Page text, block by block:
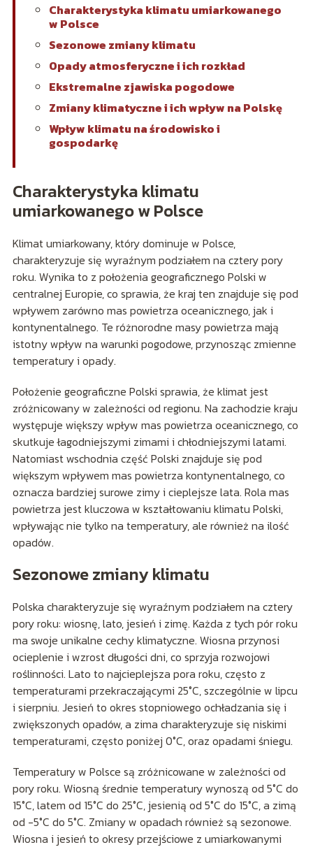
Charakterystyka klimatu umiarkowanego
w Polsce
Sezonowe zmiany klimatu
Opady atmosferyczne i ich rozkład
Ekstremalne zjawiska pogodowe
Zmiany klimatyczne i ich wpływ na Polskę
Wpływ klimatu na środowisko i
gospodarkę
Charakterystyka klimatu
umiarkowanego w Polsce
Klimat umiarkowany, który dominuje w Polsce,
charakteryzuje się wyraźnym podziałem na cztery pory
roku. Wynika to z położenia geograficznego Polski w
centralnej Europie, co sprawia, że kraj ten znajduje się pod
wpływem zarówno mas powietrza oceanicznego, jak i
kontynentalnego. Te różnorodne masy powietrza mają
istotny wpływ na warunki pogodowe, przynosząc zmienne
temperatury i opady.
Położenie geograficzne Polski sprawia, że klimat jest
zróżnicowany w zależności od regionu. Na zachodzie kraju
występuje większy wpływ mas powietrza oceanicznego, co
skutkuje łagodniejszymi zimami i chłodniejszymi latami.
Natomiast wschodnia część Polski znajduje się pod
większym wpływem mas powietrza kontynentalnego, co
oznacza bardziej surowe zimy i cieplejsze lata. Rola mas
powietrza jest kluczowa w kształtowaniu klimatu Polski,
wpływając nie tylko na temperatury, ale również na ilość
opadów.
Sezonowe zmiany klimatu
Polska charakteryzuje się wyraźnym podziałem na cztery
pory roku: wiosnę, lato, jesień i zimę. Każda z tych pór roku
ma swoje unikalne cechy klimatyczne. Wiosna przynosi
ocieplenie i wzrost długości dni, co sprzyja rozwojowi
roślinności. Lato to najcieplejsza pora roku, często z
temperaturami przekraczającymi 25°C, szczególnie w lipcu
i sierpniu. Jesień to okres stopniowego ochładzania się i
zwiększonych opadów, a zima charakteryzuje się niskimi
temperaturami, często poniżej 0°C, oraz opadami śniegu.
Temperatury w Polsce są zróżnicowane w zależności od
pory roku. Wiosną średnie temperatury wynoszą od 5°C do
15°C, latem od 15°C do 25°C, jesienią od 5°C do 15°C, a zimą
od -5°C do 5°C. Zmiany w opadach również są sezonowe.
Wiosna i jesień to okresy przejściowe z umiarkowanymi